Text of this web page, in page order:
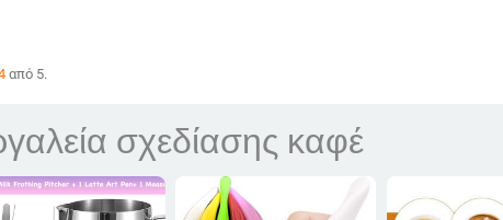
από 5.
σχεδίασης καφέ